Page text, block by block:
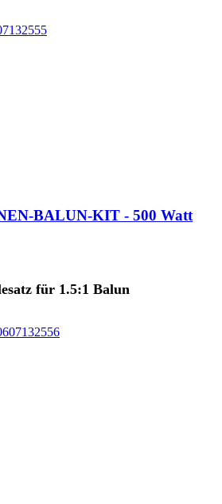
BALUN-KIT - 500 Watt
für 1.5:1 Balun